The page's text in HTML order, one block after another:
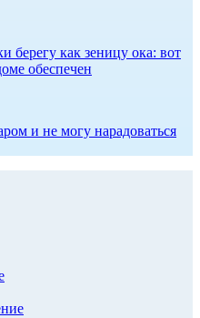
берегу как зеницу ока: вот
обеспечен
и не могу нарадоваться